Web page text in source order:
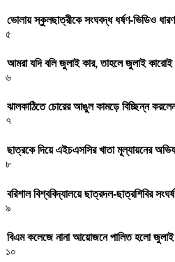
ভোলায় স্কুলছাত্রীকে সংঘবদ্ধ ধর্ষণ-ভিডিও
৫
আমরা যদি বলি জুলাই কার, তাহলে জুলাই কারোই
৬
ঝালকাঠিতে চোরের আঙুল কামড়ে বিচ্ছিন্ন
৭
ছাত্রকে দিয়ে এইচএসসির খাতা মূল্যায়নের
৮
বরিশাল বিশ্ববিদ্যালয়ে ছাত্রদল-ছাত্রশিবির
৯
বিএম কলেজে নানা আয়োজনে পালিত হলো
১০